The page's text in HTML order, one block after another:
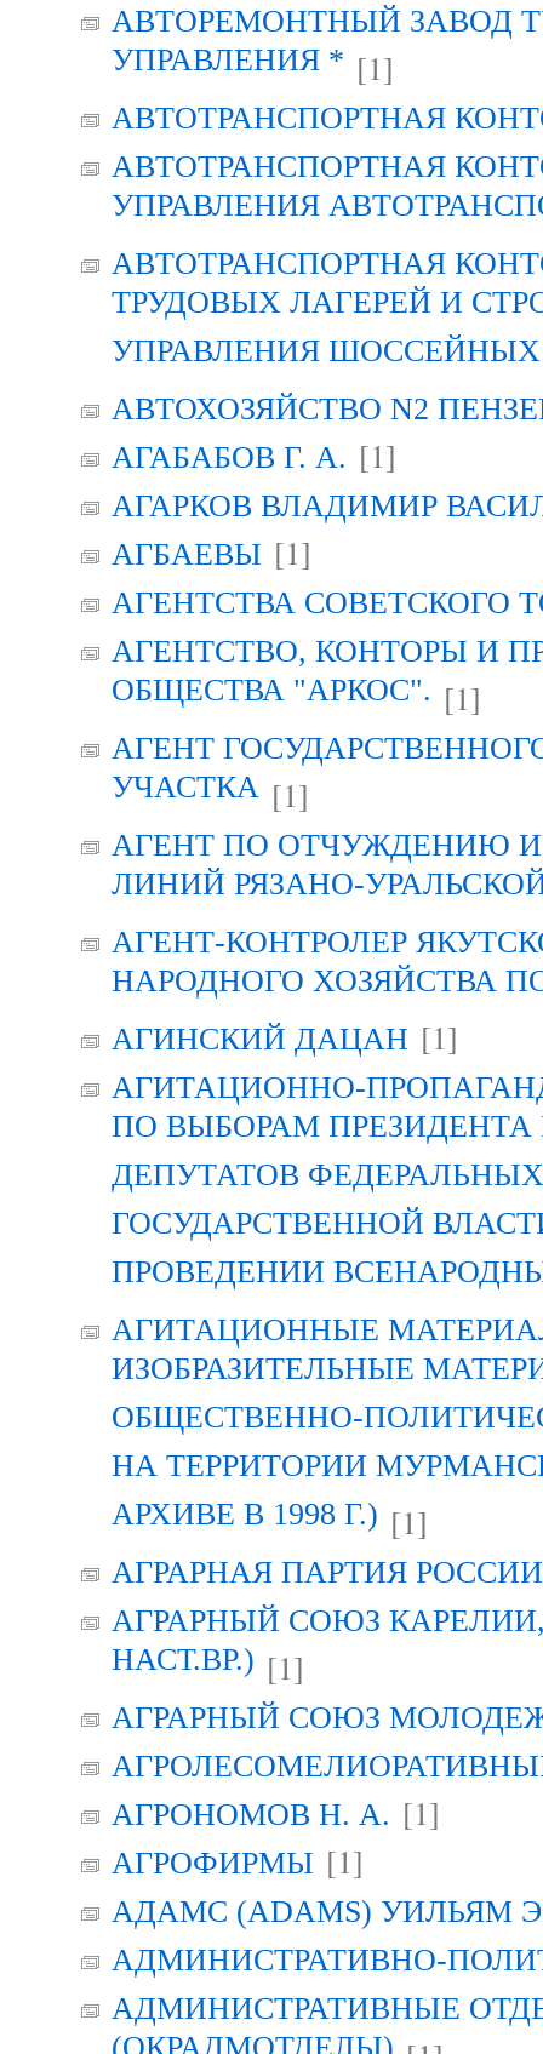
АВТОРЕМОНТНЫЙ ЗАВОД
УПРАВЛЕНИЯ * [1]
АВТОТРАНСПОРТНАЯ
АВТОТРАНСПОРТНАЯ
УПРАВЛЕНИЯ
АВТОТРАНСПОРТНАЯ
ТРУДОВЫХ ЛАГЕРЕЙ И
УПРАВЛЕНИЯ
АВТОХОЗЯЙСТВО N2
АГАБАБОВ Г. А. [1]
АГАРКОВ ВЛАДИМИР
АГБАЕВЫ [1]
АГЕНТСТВА СОВЕТСКОГО
АГЕНТСТВО, КОНТОРЫ И
ОБЩЕСТВА "АРКОС". [1]
АГЕНТ
УЧАСТКА [1]
АГЕНТ ПО ОТЧУЖДЕНИЮ
ЛИНИЙ РЯЗАНО-
АГЕНТ-КОНТРОЛЕР
НАРОДНОГО ХОЗЯЙСТВА
АГИНСКИЙ ДАЦАН [1]
АГИТАЦИОННО-
ПО ВЫБОРАМ
ДЕПУТАТОВ
ГОСУДАРСТВЕННОЙ
ПРОВЕДЕНИИ
АГИТАЦИОННЫЕ
ИЗОБРАЗИТЕЛЬНЫЕ
ОБЩЕСТВЕННО-
НА ТЕРРИТОРИИ
АРХИВЕ В 1998 Г.) [1]
АГРАРНАЯ ПАРТИЯ РОССИИ
АГРАРНЫЙ СОЮЗ КАРЕЛИИ,
НАСТ.ВР.) [1]
АГРАРНЫЙ СОЮЗ
АГРОНОМОВ Н. А. [1]
АГРОФИРМЫ [1]
АДАМС (ADAMS) УИЛЬЯМ
АДМИНИСТРАТИВНО-
АДМИНИСТРАТИВНЫЕ